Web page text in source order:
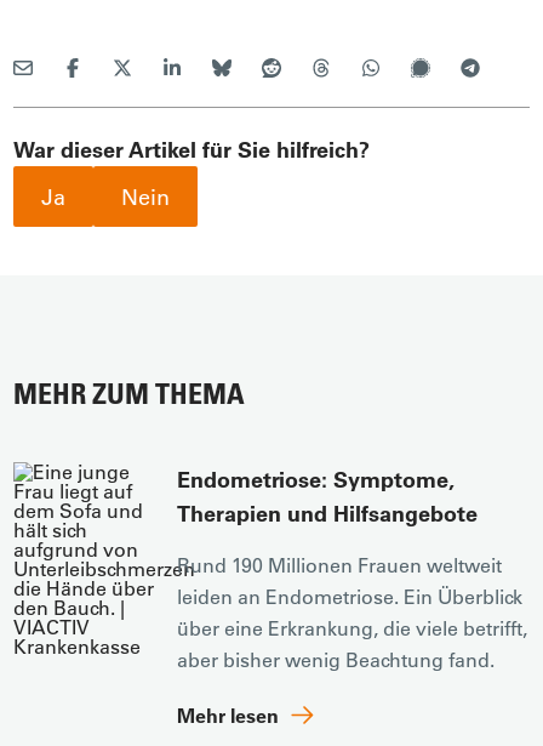
War dieser Artikel für Sie hilfreich?
Ja
Nein
MEHR ZUM THEMA
Endometriose: Symptome,
Therapien und Hilfsangebote
Rund 190 Millionen Frauen weltweit
leiden an Endometriose. Ein Überblick
über eine Erkrankung, die viele betrifft,
aber bisher wenig Beachtung fand.
Mehr lesen